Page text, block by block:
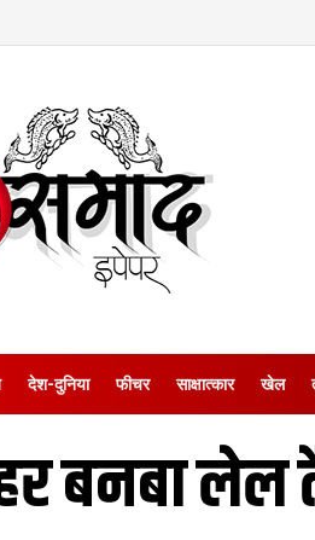
देश-दुनिया फीचर साक्षात्‍कार खेल
बनबा लेल